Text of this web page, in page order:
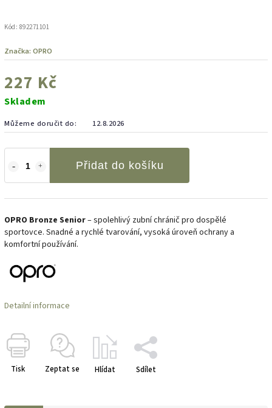
Kód: 892271101
Značka: OPRO
227 Kč
Skladem
Můžeme doručit do: 12.8.2026
Přidat do košíku
OPRO Bronze Senior– spolehlivý zubní chránič pro dospělé
sportovce. Snadné a rychlé tvarování, vysoká úroveň ochrany a
komfortní používání.
Detailní informace
Tisk Zeptat se Hlídat Sdílet